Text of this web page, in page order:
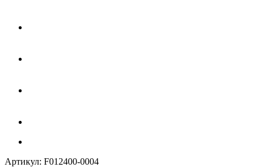
Артикул: F012400-0004